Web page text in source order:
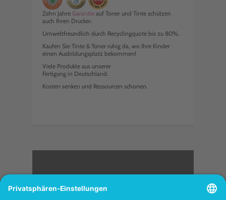
Zehn Jahre Garantie auf Toner und Tinte schützen
auch Ihren Drucker.
Umweltfreundlich durch Recyclingquote bis zu 80%.
Kaufen Sie Tinte & Toner ruhig da, wo Ihre Kinder
einen Ausbildungsplatz bekommen!
Viele Produkte aus unserer
Fertigung in Deutschland.
Kosten senken und Ressourcen schonen.
<